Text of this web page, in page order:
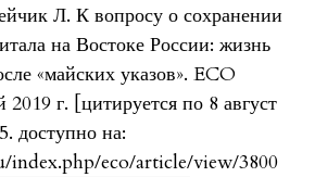
Л. К вопросу о сохранении
на Востоке России: жизнь
«майских указов». ECO
г. [цитируется по 8 август
доступно на:
index.php/eco/article/view/3800